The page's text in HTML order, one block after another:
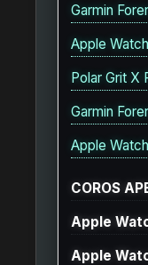
Garmin
Apple
Polar Grit
Garmin
Apple
COROS
Apple
Apple